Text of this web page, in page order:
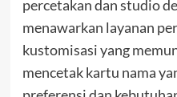
percetakan dan studio
menawarkan layanan
kustomisasi yang
mencetak kartu nama